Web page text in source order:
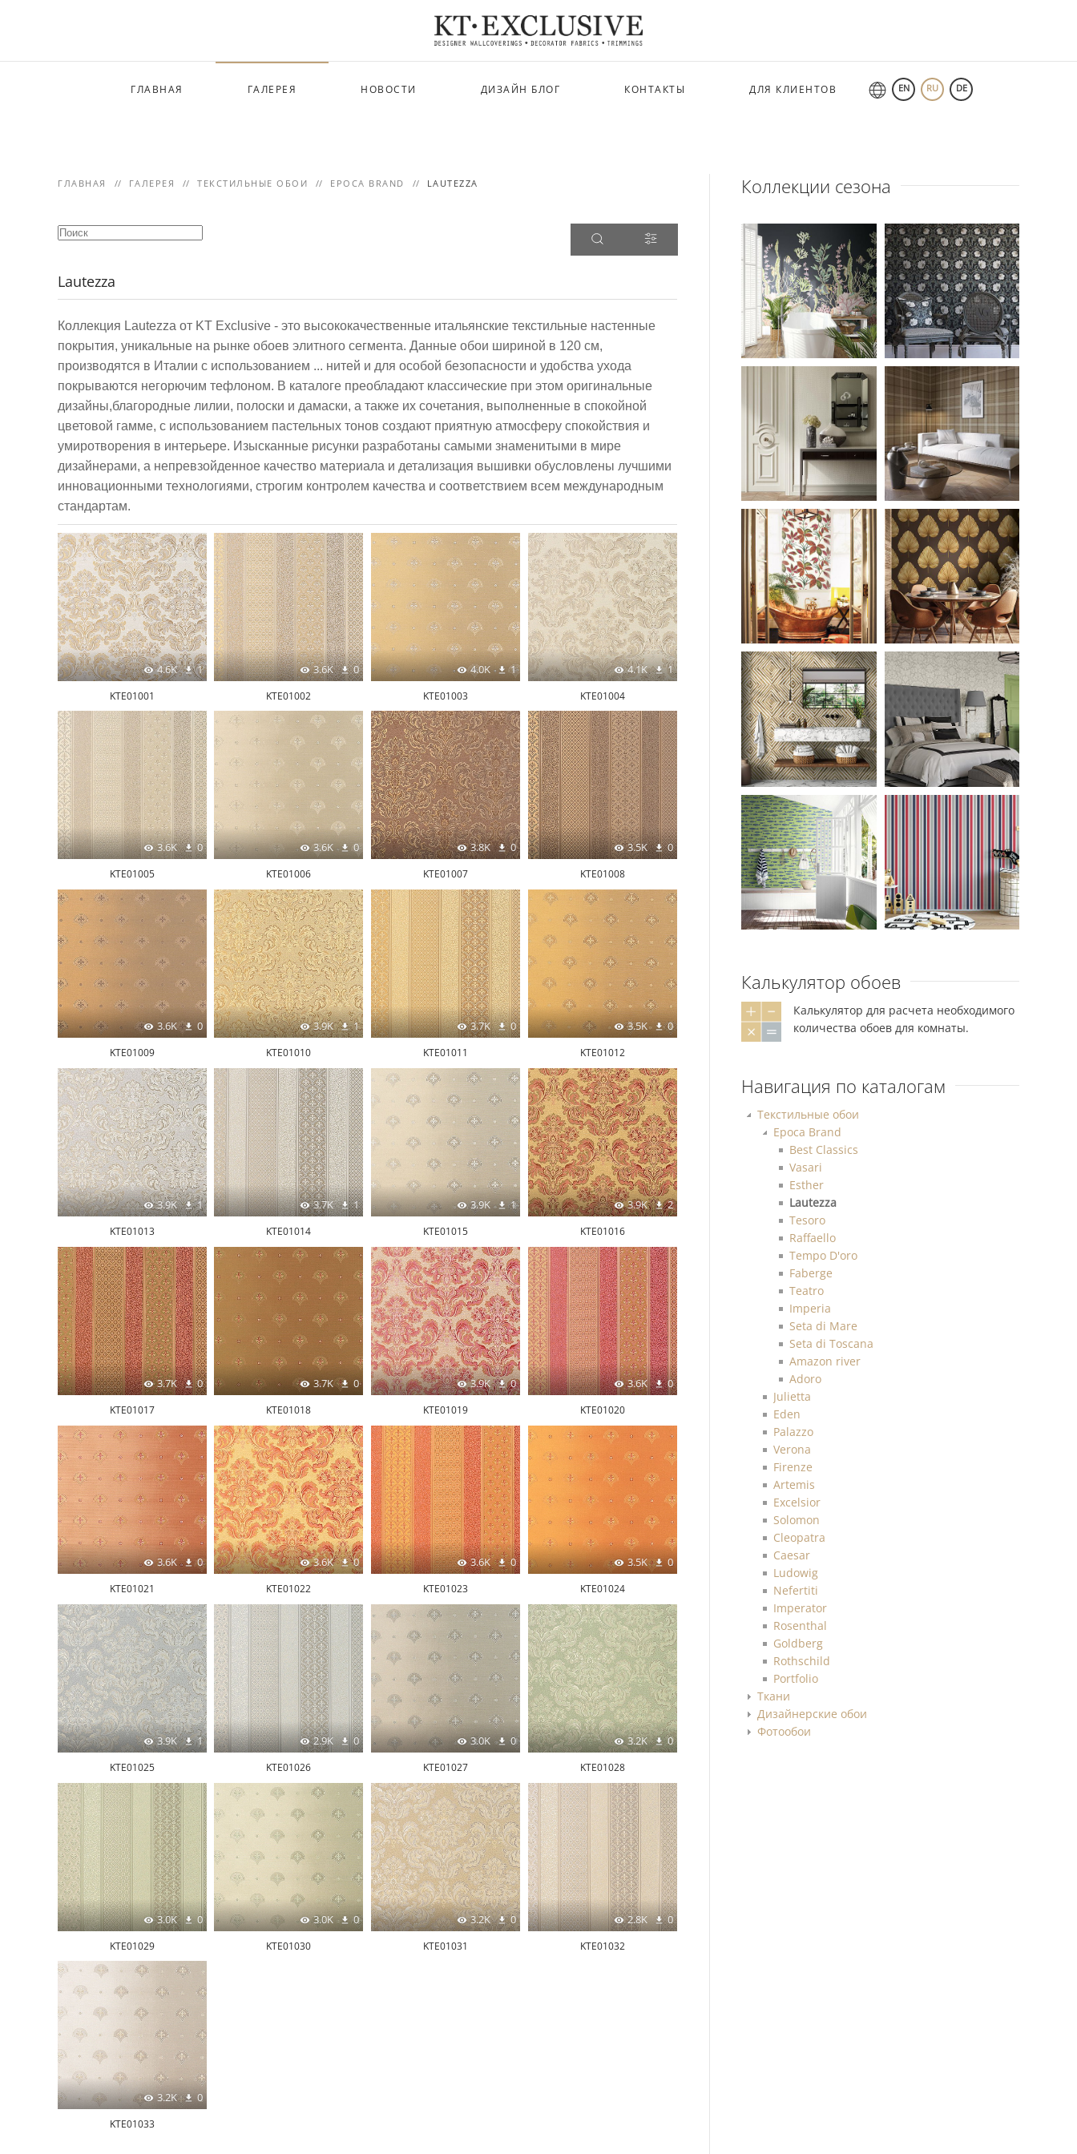
ГЛАВНАЯ ГАЛЕРЕЯ НОВОСТИ ДИЗАЙН БЛОГ КОНТАКТЫ ДЛЯ КЛИЕНТОВ EN RU DE
ГЛАВНАЯ ГАЛЕРЕЯ ТЕКСТИЛЬНЫЕ ОБОИ EPOCA BRAND LAUTEZZA
Lautezza
Коллекция Lautezza от KT Exclusive - это высококачественные итальянские текстильные настенные
покрытия, уникальные на рынке обоев элитного сегмента. Данные обои шириной в 120 см,
производятся в Италии с использованием ... нитей и для особой безопасности и удобства ухода
покрываются негорючим тефлоном. В каталоге преобладают классические при этом оригинальные
дизайны,благородные лилии, полоски и дамаски, а также их сочетания, выполненные в спокойной
цветовой гамме, с использованием пастельных тонов создают приятную атмосферу спокойствия и
умиротворения в интерьере. Изысканные рисунки разработаны самыми знаменитыми в мире
дизайнерами, а непревзойденное качество материала и детализация вышивки обусловлены лучшими
инновационными технологиями, строгим контролем качества и соответствием всем международным
стандартам.
4.6K 1
KTE01001
3.6K 0
KTE01002
4.0K 1
KTE01003
4.1K 1
KTE01004
3.6K 0
KTE01005
3.6K 0
KTE01006
3.8K 0
KTE01007
3.5K 0
KTE01008
3.6K 0
KTE01009
3.9K 1
KTE01010
3.7K 0
KTE01011
3.5K 0
KTE01012
3.9K 1
KTE01013
3.7K 1
KTE01014
3.9K 1
KTE01015
3.9K 2
KTE01016
3.7K 0
KTE01017
3.7K 0
KTE01018
3.9K 0
KTE01019
3.6K 0
KTE01020
3.6K 0
KTE01021
3.6K 0
KTE01022
3.6K 0
KTE01023
3.5K 0
KTE01024
3.9K 1
KTE01025
2.9K 0
KTE01026
3.0K 0
KTE01027
3.2K 0
KTE01028
3.0K 0
KTE01029
3.0K 0
KTE01030
3.2K 0
KTE01031
2.8K 0
KTE01032
3.2K 0
KTE01033
Коллекции сезона
Калькулятор обоев
Калькулятор для расчета необходимого
количества обоев для комнаты.
Навигация по каталогам
Текстильные обои
Epoca Brand
Best Classics
Vasari
Esther
Lautezza
Tesoro
Raffaello
Tempo D'oro
Faberge
Teatro
Imperia
Seta di Mare
Seta di Toscana
Amazon river
Adoro
Julietta
Eden
Palazzo
Verona
Firenze
Artemis
Excelsior
Solomon
Cleopatra
Caesar
Ludowig
Nefertiti
Imperator
Rosenthal
Goldberg
Rothschild
Portfolio
Ткани
Дизайнерские обои
Фотообои